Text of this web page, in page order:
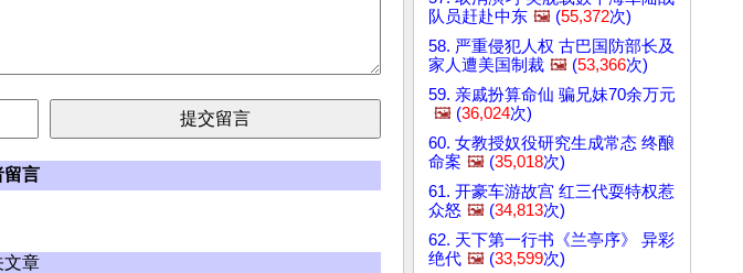
留言
文章
队员赶赴中东 🖼️ (55,372次)
58. 严重侵犯人权 古巴国防部长及
家人遭美国制裁 🖼️ (53,366次)
59. 亲戚扮算命仙 骗兄妹70余万元
🖼️ (36,024次)
60. 女教授奴役研究生成常态 终酿
命案 🖼️ (35,018次)
61. 开豪车游故宫 红三代耍特权惹
众怒 🖼️ (34,813次)
62. 天下第一行书《兰亭序》 异彩
绝代 🖼️ (33,599次)